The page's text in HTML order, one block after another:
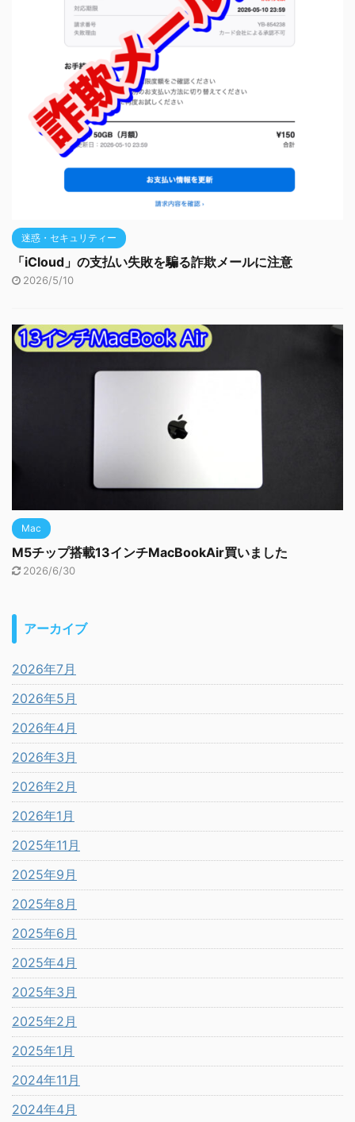
迷惑・セキュリティー
「iCloud」の支払い失敗を騙る詐欺メールに注意
2026/5/10
Mac
M5チップ搭載13インチMacBookAir買いました
2026/6/30
アーカイブ
2026年7月
2026年5月
2026年4月
2026年3月
2026年2月
2026年1月
2025年11月
2025年9月
2025年8月
2025年6月
2025年4月
2025年3月
2025年2月
2025年1月
2024年11月
2024年4月